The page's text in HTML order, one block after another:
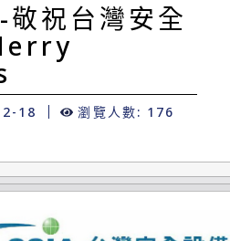
祝台灣安全
18 瀏覽人數: 176